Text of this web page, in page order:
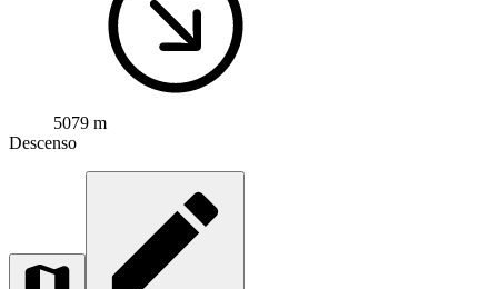
5079 m
Descenso